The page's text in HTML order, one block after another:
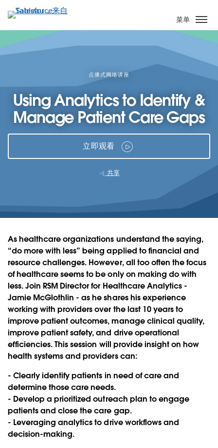
转
到
要
菜单
点播式网络讲座
Using Analytics to Identify &
Manage Patient Care Gaps
立即观看
共享
As healthcare organizations understand the saying,
“do more with less” being applied to financial and
resource challenges. However, all too often the focus
of healthcare seems to be only on making do with
less. Join RSM Director for Healthcare Analytics -
Jamie McGlothlin - as he shares his experience
working with providers over the last 10 years to
improve patient outcomes, manage clinical quality,
improve patient safety, and drive operational
efficiencies. This session will provide insight on how
health systems and providers can:
- Clearly identify patients in need of care and
determine those care needs.
- Develop a prioritized outreach plan to engage
patients and close the care gap.
- Leveraging analytics to drive workflows and
decision-making.